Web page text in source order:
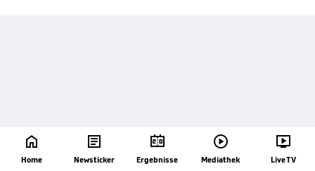

Home

Newsticker

Ergebnisse

Mediathek

Live TV